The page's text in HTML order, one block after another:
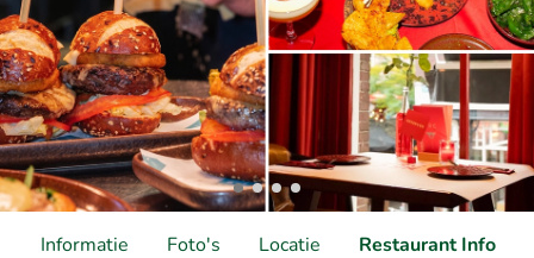
Informatie Foto's Locatie Restaurant Info